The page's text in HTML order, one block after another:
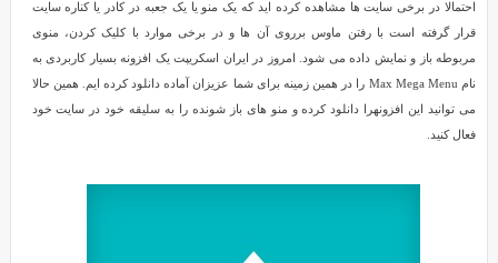
احتمالا در برخی سایت ها مشاهده کرده اید که یک منو یا یک جعبه در کادر یا کناره سایت
قرار گرفته است با رفتن ماوس برروی آن ها و در برخی موارد با کلیک کردن، منوی
مربوطه باز و نمایش داده می شود. امروز در ایران اسکریپت یک افزونه بسیار کاربردی به
نام Max Mega Menu را در همین زمینه برای شما عزیزان آماده دانلود کرده ایم. همین حالا
می توانید این افزونهرا دانلود کرده و منو های باز شونده را به سلیقه خود در سایت خود
فعال کنید.